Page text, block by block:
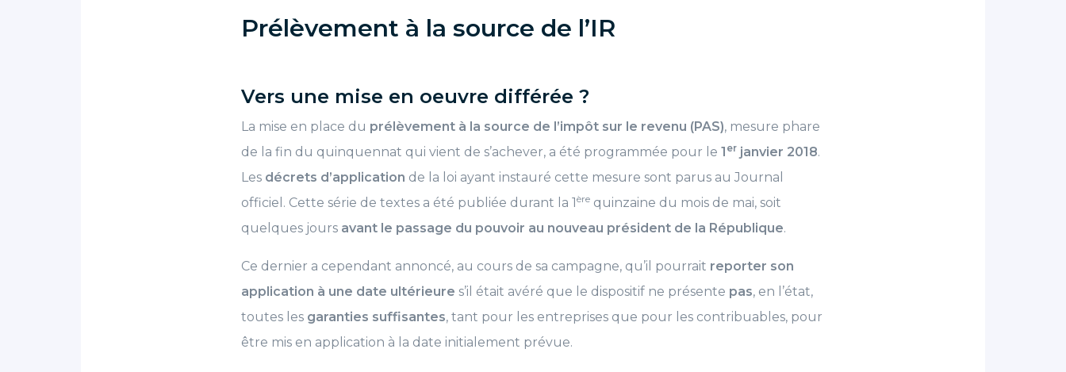
Prélèvement à la source de l’IR
Vers une mise en oeuvre différée ?
La mise en place du prélèvement à la source de l’impôt sur le revenu (PAS), mesure phare
de la fin du quinquennat qui vient de s’achever, a été programmée pour le 1 er janvier 2018.
Les décrets d’application de la loi ayant instauré cette mesure sont parus au Journal
officiel. Cette série de textes a été publiée durant la 1ère quinzaine du mois de mai, soit
quelques jours avant le passage du pouvoir au nouveau président de la République.
Ce dernier a cependant annoncé, au cours de sa campagne, qu’il pourrait reporter son
application à une date ultérieure s’il était avéré que le dispositif ne présente pas, en l’état,
toutes les garanties suffisantes, tant pour les entreprises que pour les contribuables, pour
être mis en application à la date initialement prévue.